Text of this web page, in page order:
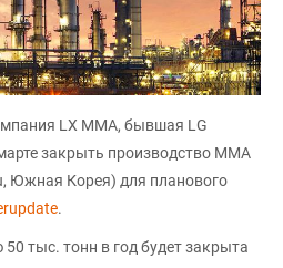
LX MMA, бывшая LG
закрыть производство ММА
Южная Корея) для планового
.
тыс. тонн в год будет закрыта